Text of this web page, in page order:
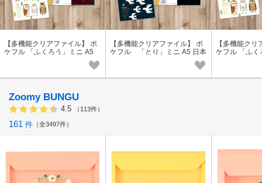
【多機能クリアファイル】 ポ
ケフル 「ふくろう」ミニ A5
【多機能クリアファイル】 ポ
ケフル 「とり」ミニ A5 日本
【多機能ク
ケフル 「ふく
Zoomy BUNGU
4.5 （113件）
161 件 全3497件